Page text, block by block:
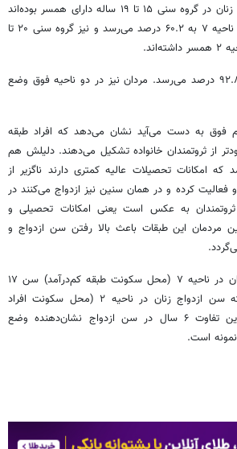
در ناحیه ۲ تنها ۱۳.۵ درصد زنان در گروه سنی ۱۵ تا ۱۹ ساله دارای همسر بوده‌اند
و حال این‌که این نسبت در ناحیه ۷ به ۶۰.۲ درصد می‌رسد و نیز گروه سنی ۲۰ تا
این نسبت در ناحیه ۷ به ۹۲.۸ درصد می‌رسد. مردان نیز در دو ناحیه فوق وضع
فوق به دست می‌آید نشان می‌دهد که افراد طبقه
از ثروتمندان خانواده تشکیل می‌دهند. دلیلش هم
امکانات تحصیلات عالیه کمتری دارند ناگزیر از
فعالیت کرده و در همان سنین نیز ازدواج می‌کنند در
به عکس است یعنی امکانات تحصیلی و
مردمان این طبقات باعث بالا رفتن سن ازدواج و
به طور کلی سن ازدواج زنان در ناحیه ۷ (محل سکونت طبقه کم‌درآمد) سن ۱۷
سالگی می‌باشد در حالی که سن ازدواج زنان در ناحیه ۲ (محل سکونت افراد
مرفه) ۲۳ سال است و این تفاوت ۶ سال در سن ازدواج نشان‌دهنده وضع
است.